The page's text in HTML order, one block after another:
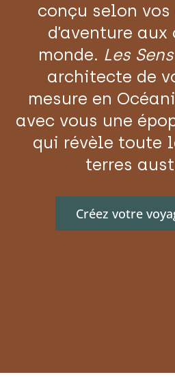
conçu selon
d’aventure
monde. Les
architecte de
mesure en
avec vous une
qui révèle toute
terres
Créez votre